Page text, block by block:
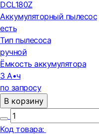
DCL180Z
Аккумуляторный пылесос
есть
Тип пылесоса
ручной
Ёмкость аккумулятора
3 А•ч
по запросу
В корзину
Код товара: